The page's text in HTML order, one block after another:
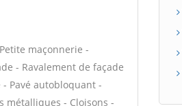
maçonnerie -
- Ravalement de façade
Pavé autobloquant -
métalliques - Cloisons -